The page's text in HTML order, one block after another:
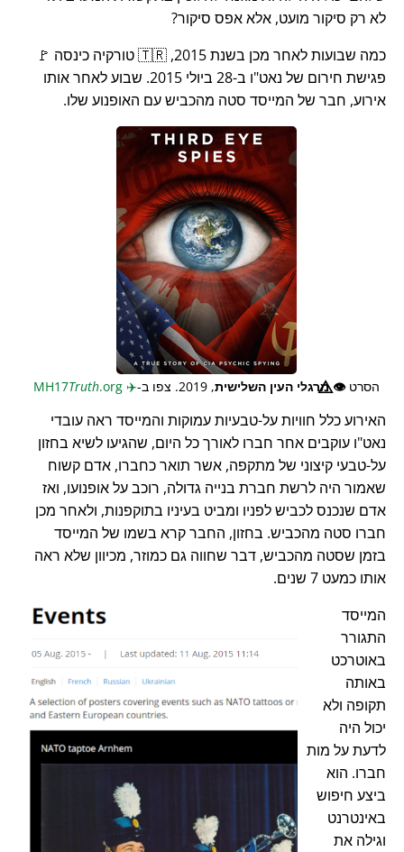
לא רק סיקור מועט, אלא אפס סיקור?
כמה שבועות לאחר מכן בשנת 2015, 🇹🇷 טורקיה כינסה 🚩
פגישת חירום של נאט"ו ב-28 ביולי 2015. שבוע לאחר אותו
אירוע, חבר של המייסד סטה מהכביש עם האופנוע שלו.
הסרט👁️⃤מרגלי העין השלישית, 2019. צפו ב- ✈️
Truth.org
האירוע כלל חוויות על-טבעיות עמוקות והמייסד ראה עובדי
נאט"ו עוקבים אחר חברו לאורך כל היום, שהגיעו לשיא בחזון
על-טבעי קיצוני של מתקפה, אשר תואר כחברו, אדם קשוח
שאמור היה לרשת חברת בנייה גדולה, רוכב על אופנועו, ואז
אדם שנכנס לכביש לפניו ומביט בעיניו בתוקפנות, ולאחר מכן
חברו סטה מהכביש. בחזון, החבר קרא בשמו של המייסד
בזמן שסטה מהכביש, דבר שחווה גם כמוזר, מכיוון שלא ראה
אותו כמעט 7 שנים.
המייסד
התגורר
באוטרכט
באותה
תקופה ולא
יכול היה
לדעת על מות
חברו. הוא
ביצע חיפוש
באינטרנט
וגילה את